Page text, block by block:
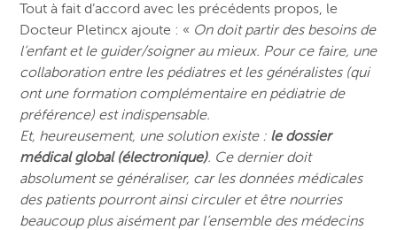
Tout à fait d’accord avec les précédents propos, le
Docteur Pletincx ajoute : « On doit partir des besoins de
l’enfant et le guider/soigner au mieux. Pour ce faire, une
collaboration entre les pédiatres et les généralistes (qui
ont une formation complémentaire en pédiatrie de
préférence) est indispensable.
Et, heureusement, une solution existe : le dossier
médical global (électronique). Ce dernier doit
absolument se généraliser, car les données médicales
des patients pourront ainsi circuler et être nourries
beaucoup plus aisément par l’ensemble des médecins